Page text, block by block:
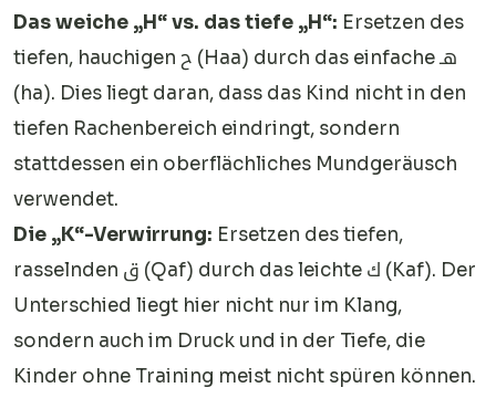
Das weiche „H“ vs. das tiefe „H“: Ersetzen des
tiefen, hauchigen ح (Haa) durch das einfache هـ
(ha). Dies liegt daran, dass das Kind nicht in den
tiefen Rachenbereich eindringt, sondern
stattdessen ein oberflächliches Mundgeräusch
verwendet.
Die „K“-Verwirrung: Ersetzen des tiefen,
rasselnden ق (Qaf) durch das leichte ك (Kaf). Der
Unterschied liegt hier nicht nur im Klang,
sondern auch im Druck und in der Tiefe, die
Kinder ohne Training meist nicht spüren können.